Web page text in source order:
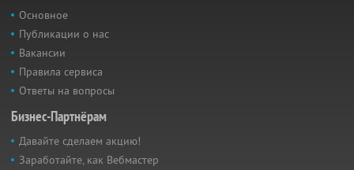
Основное
Публикации о нас
Вакансии
Правила сервиса
Ответы на вопросы
Бизнес-Партнёрам
Давайте сделаем акцию!
Заработайте, как Вебмастер